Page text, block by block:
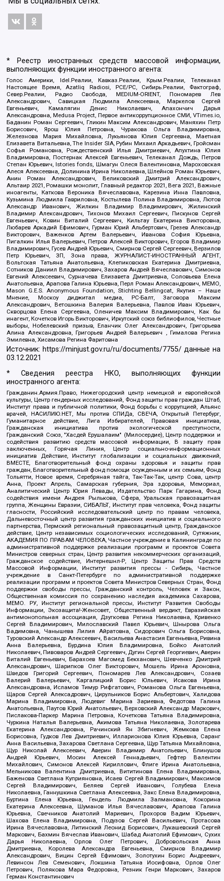
* Реестр иностранных средств массовой информации,
выполняющих функции иностранного агента:
Голос Америки, Idel.Реалии, Кавказ.Реалии, Крым.Реалии, Телеканал
Настоящее Время, Azatliq Radiosi, PCE/PC, Сибирь.Реалии, Фактограф,
Север.Реалии, Радио Свобода, MEDIUM-ORIENT, Пономарев Лев
Александрович, Савицкая Людмила Алексеевна, Маркелов Сергей
Евгеньевич, Камалягин Денис Николаевич, Апахончич Дарья
Александровна, Medusa Project, Первое антикоррупционное СМИ, VTimes.io,
Баданин Роман Сергеевич, Гликин Максим Александрович, Маняхин Петр
Борисович, Ярош Юлия Петровна, Чуракова Ольга Владимировна,
Железнова Мария Михайловна, Лукьянова Юлия Сергеевна, Маетная
Елизавета Витальевна, The Insider SIA, Рубин Михаил Аркадьевич, Гройсман
Софья Романовна, Рождественский Илья Дмитриевич, Апухтина Юлия
Владимировна, Постернак Алексей Евгеньевич, Телеканал Дождь, Петров
Степан Юрьевич, Istories fonds, Шмагун Олеся Валентиновна, Мароховская
Алеся Алексеевна, Долинина Ирина Николаевна, Шлейнов Роман Юрьевич,
Анин Роман Александрович, Великовский Дмитрий Александрович,
Альтаир 2021, Ромашки монолит, Главный редактор 2021, Вега 2021, Важные
иноагенты, Каткова Вероника Вячеславовна, Карезина Инна Павловна,
Кузьмина Людмила Гавриловна, Костылева Полина Владимировна, Лютов
Александр Иванович, Жилкин Владимир Владимирович, Жилинский
Владимир Александрович, Тихонов Михаил Сергеевич, Пискунов Сергей
Евгеньевич, Ковин Виталий Сергеевич, Кильтау Екатерина Викторовна,
Любарев Аркадий Ефимович, Гурман Юрий Альбертович, Грезев Александр
Викторович, Важенков Артем Валерьевич, Иванова София Юрьевна,
Пигалкин Илья Валерьевич, Петров Алексей Викторович, Егоров Владимир
Владимирович, Гусев Андрей Юрьевич, Смирнов Сергей Сергеевич, Верзилов
Петр Юрьевич, ЗП, Зона права, ЖУРНАЛИСТ-ИНОСТРАННЫЙ АГЕНТ,
Вольтская Татьяна Анатольевна, Клепиковская Екатерина Дмитриевна,
Сотников Даниил Владимирович, Захаров Андрей Вячеславович, Симонов
Евгений Алексеевич, Сурначева Елизавета Дмитриевна, Соловьева Елена
Анатольевна, Арапова Галина Юрьевна, Перл Роман Александрович, МЕМО,
Mason G.E.S. Anonymous Foundation, Stichting Bellingcat, Якутия – Наше
Мнение, Москоу диджитал медиа, РС-Балт, Заговора Максим
Александрович, Ветошкина Валерия Валерьевна, Павлов Иван Юрьевич,
Скворцова Елена Сергеевна, Оленичев Максим Владимирович, Как бы
инагент, Кочетков Игорь Викторович, Иркутский союз библиофилов, Честные
выборы, Нобелевский призыв, Еланчик Олег Александрович, Григорьева
Алина Александровна, Григорьев Андрей Валерьевич , Гималова Регина
Эмилевна, Хисамова Регина Фаритовна
Источник: https://minjust.gov.ru/ru/documents/7755/ данные на
03.12.2021
* Сведения реестра НКО, выполняющих функции
иностранного агента:
Гражданин.Армия.Право, Нижегородский центр немецкой и европейской
культуры, Центр гендерных исследований, Фонд защиты прав граждан Штаб,
Институт права и публичной политики, Фонд борьбы с коррупцией, Альянс
врачей, НАСИЛИЮ.НЕТ, Мы против СПИДа, СВЕЧА, Открытый Петербург,
Гуманитарное действие, Лига Избирателей, Правовая инициатива,
Гражданская инициатива против экологической преступности,
Гражданский Союз, "Хасдей Ерушалаим" (Милосердие), Центр поддержки и
содействия развитию средств массовой информации, В защиту прав
заключенных, Горячая Линия, Центр социально-информационных
инициатив Действие, Институт глобализации и социальных движений,
ВМЕСТЕ, Благотворительный фонд охраны здоровья и защиты прав
граждан, Благотворительный фонд помощи осужденным и их семьям, Фонд
Тольятти, Новое время, Серебряная тайга, Так-Так-Так, центр Сова, центр
Анна, Проект Апрель, Самарская губерния, Эра здоровья, Мемориал,
Аналитический Центр Юрия Левады, Издательство Парк Гагарина, Фонд
содействия имени Андрея Рылькова, Сфера, Уральская правозащитная
группа, Женщины Евразии, СИБАЛЬТ, Институт прав человека, Фонд защиты
гласности, Российский исследовательский центр по правам человека,
Дальневосточный центр развития гражданских инициатив и социального
партнерства, Пермский региональный правозащитный центр, Гражданское
действие, Центр независимых социологических исследований, Сутяжник,
АКАДЕМИЯ ПО ПРАВАМ ЧЕЛОВЕКА, Частное учреждение в Калининграде по
административной поддержке реализации программ и проектов Совета
Министров северных стран, Центр развития некоммерческих организаций,
Гражданское содействие, Интернешнл-Р, Центр Защиты Прав Средств
Массовой Информации, Институт развития прессы - Сибирь, Частное
учреждение в Санкт-Петербурге по административной поддержке
реализации программ и проектов Совета Министров Северных Стран, Фонд
поддержки свободы прессы, Гражданский контроль, Человек и Закон,
Общественная комиссия по сохранению наследия академика Сахарова,
МЕМО. РУ, Институт региональной прессы, Институт Развития Свободы
Информации, Экозащита!-Женсовет, Общественный вердикт, Евразийская
антимонопольная ассоциация, Дзугкоева Регина Николаевна, Кривенко
Сергей Владимирович, Милославский Павел Юрьевич, Шнырова Ольга
Вадимовна, Чанышева Лилия Айратовна, Сидорович Ольга Борисовна,
Туровский Александр Алексеевич, Васильева Анастасия Евгеньевна, Ривина
Анна Валерьевна, Бурдина Юлия Владимировна, Бойко Анатолий
Николаевич, Пивоваров Андрей Сергеевич, Дугин Сергей Георгиевич, Аверин
Виталий Евгеньевич, Барахоев Магомед Бекханович, Шевченко Дмитрий
Александрович, Шарипков Олег Викторович, Мошель Ирина Ароновна,
Шведов Григорий Сергеевич, Пономарев Лев Александрович, Созаев
Валерий Валерьевич, Каргалицкий Борис Юльевич, Исакова Ирина
Александровна, Исламов Тимур Рифгатович, Романова Ольга Евгеньевна,
Щаров Сергей Алексадрович, Цирульников Борис Альбертович, Халидова
Марина Владимировна, Людевиг Марина Зариевна, Федотова Галина
Анатольевна, Паутов Юрий Анатольевич, Верховский Александр Маркович,
Пислакова-Паркер Марина Петровна, Кочеткова Татьяна Владимировна,
Чуркина Наталья Валерьевна, Акимова Татьяна Николаевна, Золотарева
Екатерина Александровна, Рачинский Ян Збигневич, Жемкова Елена
Борисовна, Гудков Лев Дмитриевич, Илларионова Юлия Юрьевна, Саранг
Анна Васильевна, Захарова Светлана Сергеевна, Щур Татьяна Михайловна,
Щур Николай Алексеевич, Аверин Владимир Анатольевич, Блинушов
Андрей Юрьевич, Мосин Алексей Геннадьевич, Гефтер Валентин
Михайлович, Симонов Алексей Кириллович, Флиге Ирина Анатольевна,
Мельникова Валентина Дмитриевна, Вититинова Елена Владимировна,
Баженова Светлана Куприяновна, Исаев Сергей Владимирович, Максимов
Сергей Владимирович, Беляев Сергей Иванович, Голубева Елена
Николаевна, Ганнушкина Светлана Алексеевна, Закс Елена Владимировна,
Буртина Елена Юрьевна, Гендель Людмила Залмановна, Кокорина
Екатерина Алексеевна, Шуманов Илья Вячеславович, Арапова Галина
Юрьевна, Свечников Анатолий Мариевич, Прохоров Вадим Юрьевич,
Шахова Елена Владимировна, Подузов Сергей Васильевич, Протасова
Ирина Вячеславовна, Литинский Леонид Борисович, Лукашевский Сергей
Маркович, Бахмин Вячеслав Иванович, Шабад Анатолий Ефимович, Сухих
Дарья Николаевна, Орлов Олег Петрович, Добровольская Анна
Дмитриевна, Королева Александра Евгеньевна, Смирнов Владимир
Александрович, Вицин Сергей Ефимович, Золотухин Борис Андреевич,
Левинсон Лев Семенович, Локшина Татьяна Иосифовна, Орлов Олег
Петрович, Полякова Мара Федоровна, Резник Генри Маркович, Захаров
Герман Константинович